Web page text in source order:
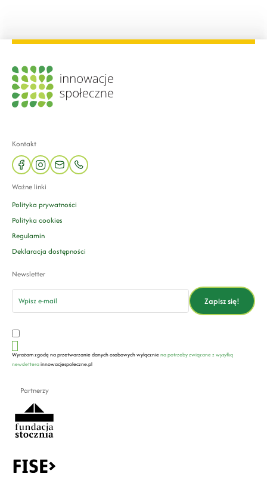
Kontakt
facebookinstagram
mail phone
Ważne linki
Polityka prywatności
Polityka cookies
Regulamin
Deklaracja dostępności
Newsletter
email
Zapisz się!
Wyrażam zgodę na przetwarzanie danych osobowych wyłączniena potrzeby związane z wysyłką
newsletterainnowacjespoleczne.pl
Partnerzy